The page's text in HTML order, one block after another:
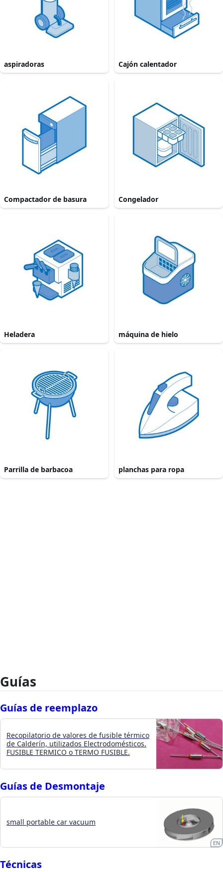
aspiradoras Cajón calentador
Compactador de basura Congelador
Heladera máquina de hielo
Parrilla de barbacoa planchas para ropa
Guías
Guías de reemplazo
Recopilatorio de valores de fusible térmico
de Calderín, utilizados Electrodomésticos.
FUSIBLE TERMICO o TERMO FUSIBLE.
Guías de Desmontaje
small portable car vacuum
EN
Técnicas